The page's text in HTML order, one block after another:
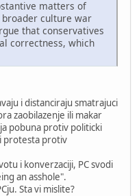
matters of
culture war
that conservatives
correctness, which
i distanciraju smatrajuci
zaobilazenje ili makar
pobuna protiv politicki
protesta protiv
i konverzaciji, PC svodi
an asshole".
Sta vi mislite?